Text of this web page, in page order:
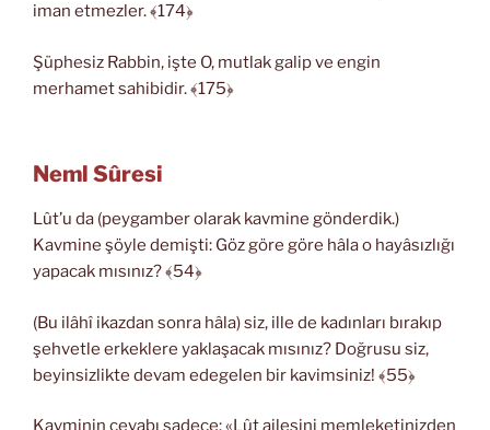
iman etmezler. ﴾174﴿
Şüphesiz Rabbin, işte O, mutlak galip ve engin
merhamet sahibidir. ﴾175﴿
Neml Sûresi
Lût’u da (peygamber olarak kavmine gönderdik.)
Kavmine şöyle demişti: Göz göre göre hâla o hayâsızlığı
yapacak mısınız? ﴾54﴿
(Bu ilâhî ikazdan sonra hâla) siz, ille de kadınları bırakıp
şehvetle erkeklere yaklaşacak mısınız? Doğrusu siz,
beyinsizlikte devam edegelen bir kavimsiniz! ﴾55﴿
Kavminin cevabı sadece: «Lût ailesini memleketinizden